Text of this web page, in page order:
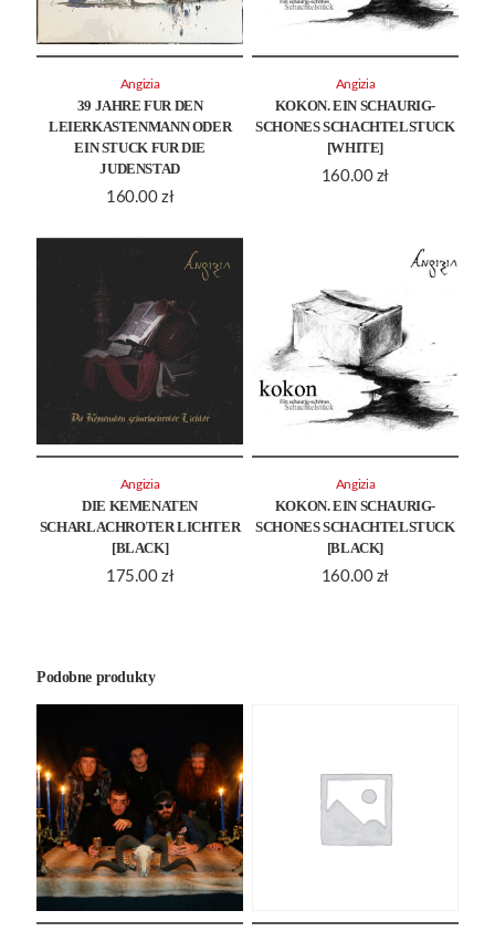
39 JAHRE FUR DEN
LEIERKASTENMANN ODER
EIN STUCK FUR DIE
JUDENSTAD
160.00 zł
Angizia
KOKON. EIN SCHAURIG-
SCHONES SCHACHTELSTUCK
[WHITE]
160.00 zł
Angizia
DIE KEMENATEN
SCHARLACHROTER LICHTER
[BLACK]
175.00 zł
Angizia
KOKON. EIN SCHAURIG-
SCHONES SCHACHTELSTUCK
[BLACK]
160.00 zł
Angizia
Podobne produkty